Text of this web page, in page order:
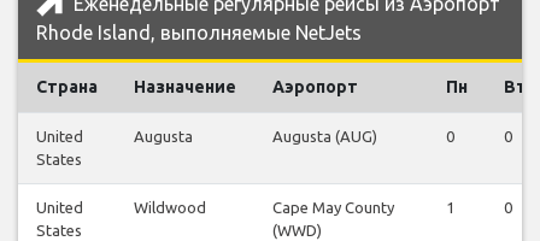
Rhode Island, выполняемые NetJets
Страна Назначение Аэропорт Пн Вт
United
States
Augusta Augusta (AUG) 0 0
United
States
Wildwood
Cape May County
(WWD)
1 0